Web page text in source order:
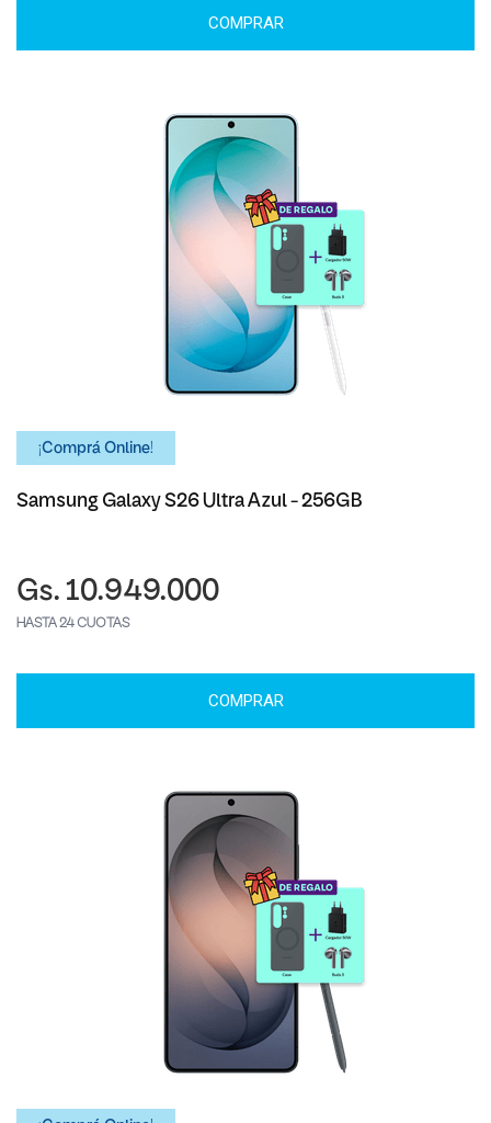
COMPRAR
¡Comprá Online!
Samsung Galaxy S26 Ultra Azul - 256GB
Gs. 10.949.000
HASTA 24 CUOTAS
COMPRAR